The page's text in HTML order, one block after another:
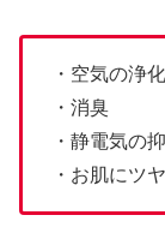
・空気の浄化
・消臭
・静電気の
・お肌にツ